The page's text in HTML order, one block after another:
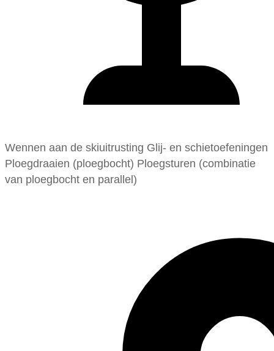
Wennen aan de skiuitrusting Glij- en schietoefeningen
Ploegdraaien (ploegbocht) Ploegsturen (combinatie
van ploegbocht en parallel)